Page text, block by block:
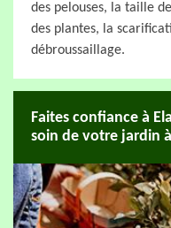
des pelouses, la taille
des plantes, la
débroussaillage.
Faites confiance à
soin de votre jardin